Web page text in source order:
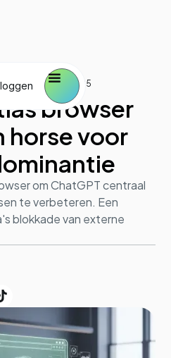
October 29, 2025
browser
horse voor
om ChatGPT centraal
te verbeteren. Een
blokkade van externe